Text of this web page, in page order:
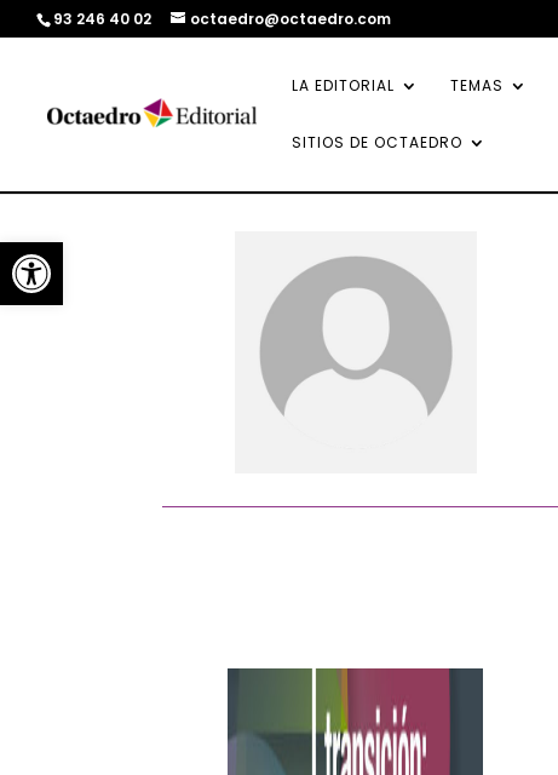
Abrir barra de herramientas
93 246 40 02 octaedro@octaedro.com
LA EDITORIAL TEMAS
SITIOS DE OCTAEDRO